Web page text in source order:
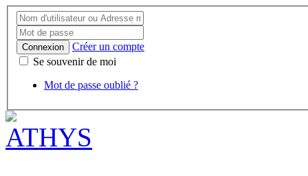
Connexion
Créer un compte
Se souvenir de moi
Mot de passe oublié ?